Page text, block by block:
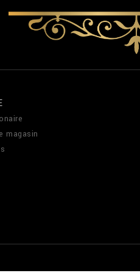
magasin